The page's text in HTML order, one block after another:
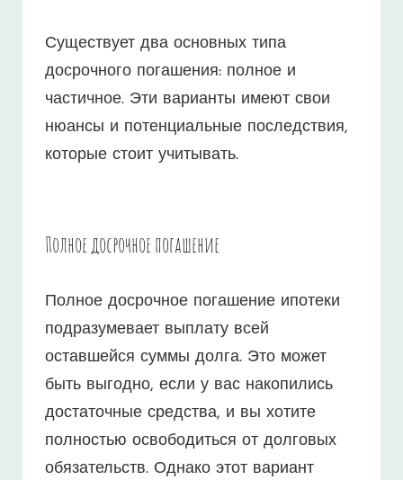
Существует два основных типа
досрочного погашения: полное и
частичное. Эти варианты имеют свои
нюансы и потенциальные последствия,
которые стоит учитывать.
Полное досрочное погашение
Полное досрочное погашение ипотеки
подразумевает выплату всей
оставшейся суммы долга. Это может
быть выгодно, если у вас накопились
достаточные средства, и вы хотите
полностью освободиться от долговых
обязательств. Однако этот вариант